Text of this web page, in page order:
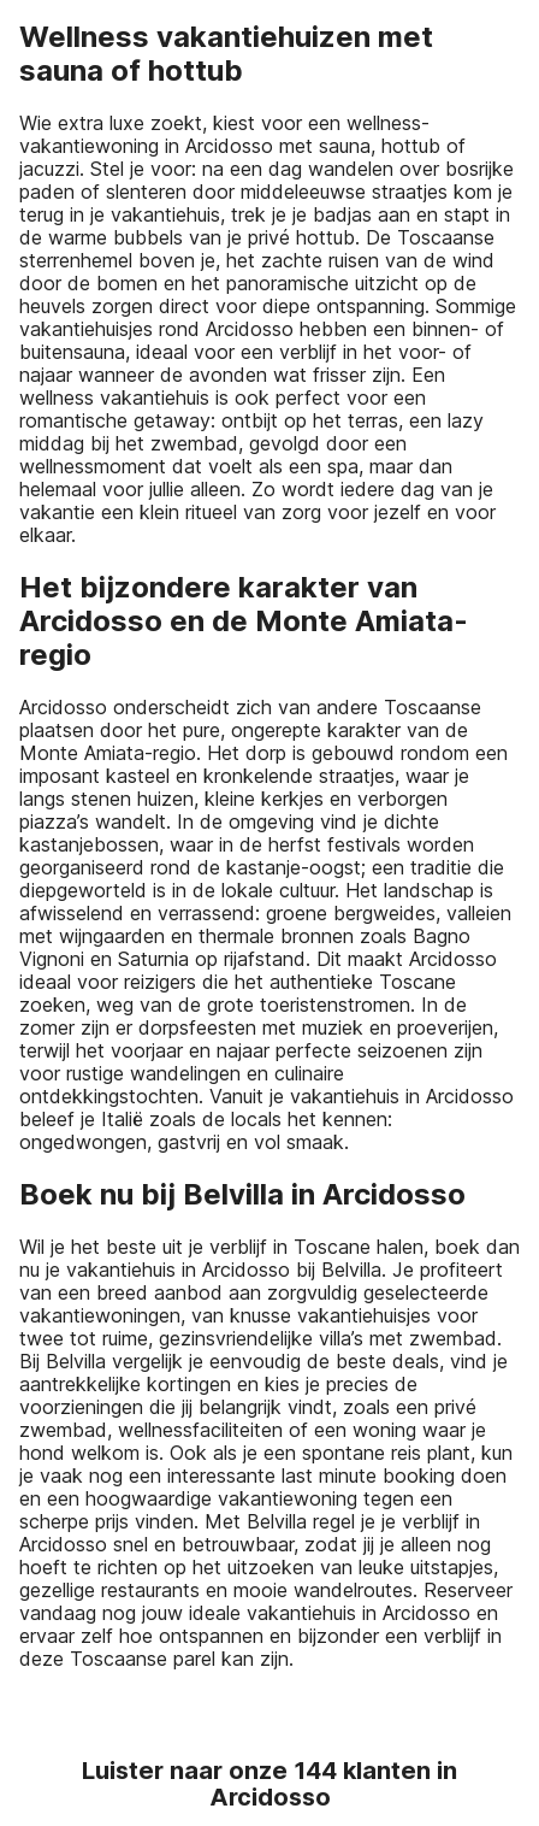
Wellness vakantiehuizen met
sauna of hottub
Wie extra luxe zoekt, kiest voor een wellness-
vakantiewoning in Arcidosso met sauna, hottub of
jacuzzi. Stel je voor: na een dag wandelen over bosrijke
paden of slenteren door middeleeuwse straatjes kom je
terug in je vakantiehuis, trek je je badjas aan en stapt in
de warme bubbels van je privé hottub. De Toscaanse
sterrenhemel boven je, het zachte ruisen van de wind
door de bomen en het panoramische uitzicht op de
heuvels zorgen direct voor diepe ontspanning. Sommige
vakantiehuisjes rond Arcidosso hebben een binnen- of
buitensauna, ideaal voor een verblijf in het voor- of
najaar wanneer de avonden wat frisser zijn. Een
wellness vakantiehuis is ook perfect voor een
romantische getaway: ontbijt op het terras, een lazy
middag bij het zwembad, gevolgd door een
wellnessmoment dat voelt als een spa, maar dan
helemaal voor jullie alleen. Zo wordt iedere dag van je
vakantie een klein ritueel van zorg voor jezelf en voor
elkaar.
Het bijzondere karakter van
Arcidosso en de Monte Amiata-
regio
Arcidosso onderscheidt zich van andere Toscaanse
plaatsen door het pure, ongerepte karakter van de
Monte Amiata-regio. Het dorp is gebouwd rondom een
imposant kasteel en kronkelende straatjes, waar je
langs stenen huizen, kleine kerkjes en verborgen
piazza’s wandelt. In de omgeving vind je dichte
kastanjebossen, waar in de herfst festivals worden
georganiseerd rond de kastanje-oogst; een traditie die
diepgeworteld is in de lokale cultuur. Het landschap is
afwisselend en verrassend: groene bergweides, valleien
met wijngaarden en thermale bronnen zoals Bagno
Vignoni en Saturnia op rijafstand. Dit maakt Arcidosso
ideaal voor reizigers die het authentieke Toscane
zoeken, weg van de grote toeristenstromen. In de
zomer zijn er dorpsfeesten met muziek en proeverijen,
terwijl het voorjaar en najaar perfecte seizoenen zijn
voor rustige wandelingen en culinaire
ontdekkingstochten. Vanuit je vakantiehuis in Arcidosso
beleef je Italië zoals de locals het kennen:
ongedwongen, gastvrij en vol smaak.
Boek nu bij Belvilla in Arcidosso
Wil je het beste uit je verblijf in Toscane halen, boek dan
nu je vakantiehuis in Arcidosso bij Belvilla. Je profiteert
van een breed aanbod aan zorgvuldig geselecteerde
vakantiewoningen, van knusse vakantiehuisjes voor
twee tot ruime, gezinsvriendelijke villa’s met zwembad.
Bij Belvilla vergelijk je eenvoudig de beste deals, vind je
aantrekkelijke kortingen en kies je precies de
voorzieningen die jij belangrijk vindt, zoals een privé
zwembad, wellnessfaciliteiten of een woning waar je
hond welkom is. Ook als je een spontane reis plant, kun
je vaak nog een interessante last minute booking doen
en een hoogwaardige vakantiewoning tegen een
scherpe prijs vinden. Met Belvilla regel je je verblijf in
Arcidosso snel en betrouwbaar, zodat jij je alleen nog
hoeft te richten op het uitzoeken van leuke uitstapjes,
gezellige restaurants en mooie wandelroutes. Reserveer
vandaag nog jouw ideale vakantiehuis in Arcidosso en
ervaar zelf hoe ontspannen en bijzonder een verblijf in
deze Toscaanse parel kan zijn.
Luister naar onze 144 klanten in
Arcidosso